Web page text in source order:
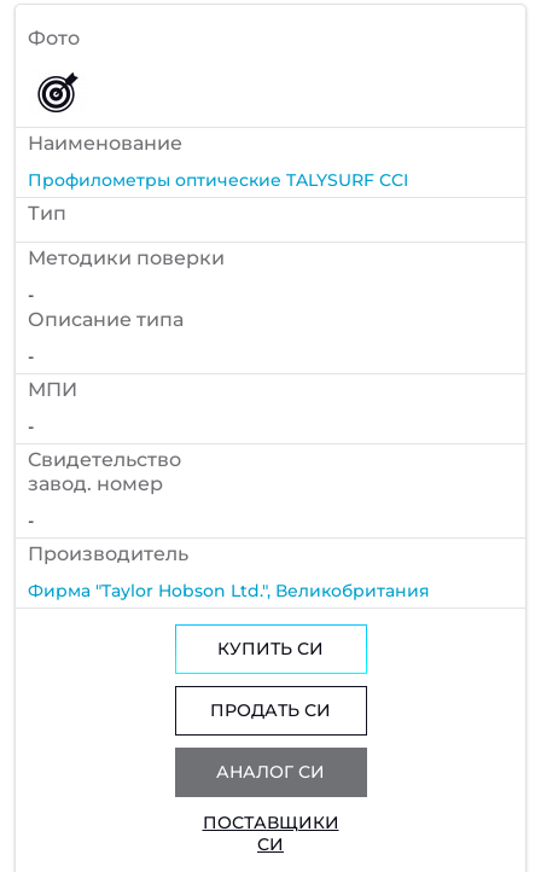
Фото
Наименование
Профилометры оптические TALYSURF CCI
Тип
Методики поверки
-
Описание типа
-
МПИ
-
Cвидетельство
завод. номер
-
Производитель
Фирма "Taylor Hobson Ltd.", Великобритания
КУПИТЬ СИ
ПРОДАТЬ СИ
АНАЛОГ СИ
ПОСТАВЩИКИ
СИ